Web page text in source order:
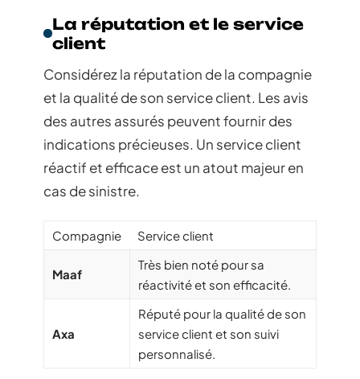
La réputation et le service
client
Considérez la réputation de la compagnie
et la qualité de son service client. Les avis
des autres assurés peuvent fournir des
indications précieuses. Un service client
réactif et efficace est un atout majeur en
cas de sinistre.
Compagnie Service client
Maaf
Très bien noté pour sa
réactivité et son efficacité.
Axa
Réputé pour la qualité de son
service client et son suivi
personnalisé.